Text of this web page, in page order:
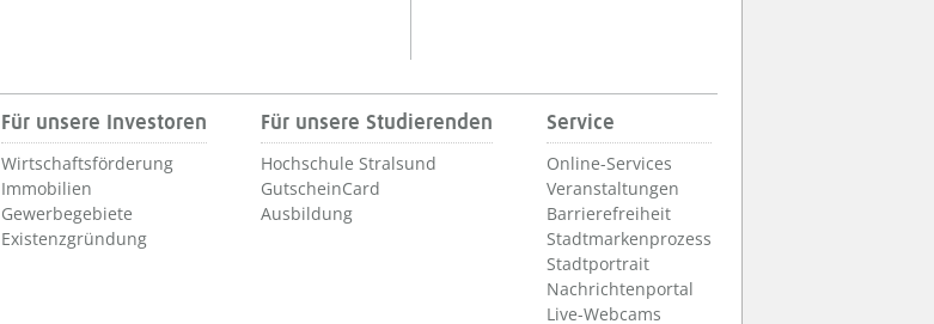
Für unsere Investoren
Wirtschaftsförderung
Immobilien
Gewerbegebiete
Existenzgründung
Für unsere Studierenden
Hochschule Stralsund
GutscheinCard
Ausbildung
Service
Online-Services
Veranstaltungen
Barrierefreiheit
Stadtmarkenprozess
Stadtportrait
Nachrichtenportal
Live-Webcams